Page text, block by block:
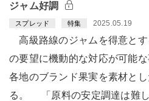
ジャム好調
スプレッド 特集 2025.05.19
高級路線のジャムを得意と
の要望に機動的な対応が可能
各地のブランド果実を素材と
る。 「原料の安定調達は難